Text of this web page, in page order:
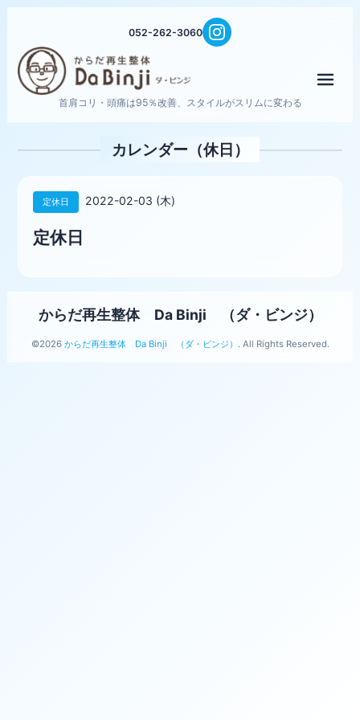
052-262-3060
首肩コリ・頭痛は95％改善、スタイルがスリムに変わる
カレンダー（休日）
定休日 2022-02-03 (木)
定休日
からだ再生整体 Da Binji （ダ・ビンジ）
©2026 からだ再生整体 Da Binji （ダ・ビンジ） . All Rights Reserved.